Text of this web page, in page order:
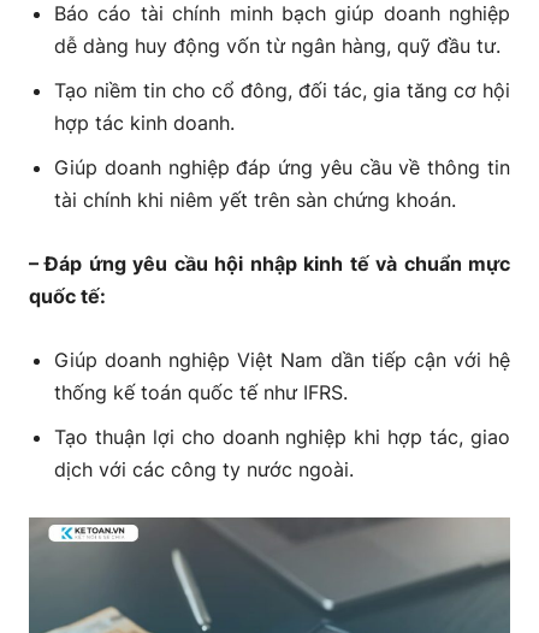
Báo cáo tài chính minh bạch giúp doanh nghiệp
dễ dàng huy động vốn từ ngân hàng, quỹ đầu tư.
Tạo niềm tin cho cổ đông, đối tác, gia tăng cơ hội
hợp tác kinh doanh.
Giúp doanh nghiệp đáp ứng yêu cầu về thông tin
tài chính khi niêm yết trên sàn chứng khoán.
– Đáp ứng yêu cầu hội nhập kinh tế và chuẩn mực
quốc tế:
Giúp doanh nghiệp Việt Nam dần tiếp cận với hệ
thống kế toán quốc tế như IFRS.
Tạo thuận lợi cho doanh nghiệp khi hợp tác, giao
dịch với các công ty nước ngoài.